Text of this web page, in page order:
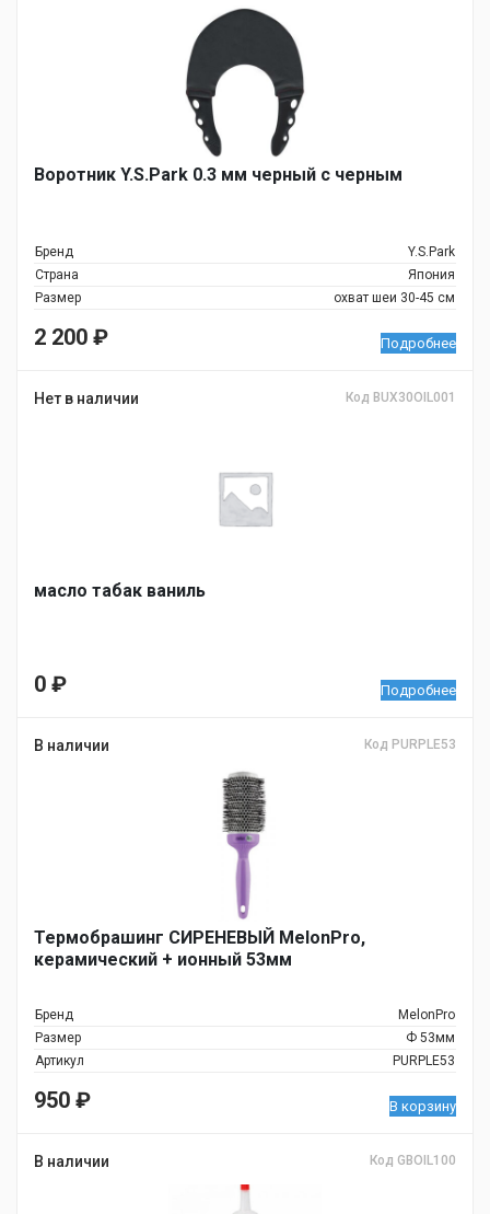
Воротник Y.S.Park 0.3 мм черный с черным
Бренд
Y.S.Park
Страна
Япония
Размер
охват шеи 30-45 см
2 200 ₽ Подробнее
Нет в наличии Код BUX30OIL001
масло табак ваниль
0 ₽ Подробнее
В наличии Код PURPLE53
Термобрашинг СИРЕНЕВЫЙ MelonPro,
керамический + ионный 53мм
Бренд
MelonPro
Размер
Ф 53мм
Артикул
PURPLE53
950 ₽ В корзину
В наличии Код GBOIL100